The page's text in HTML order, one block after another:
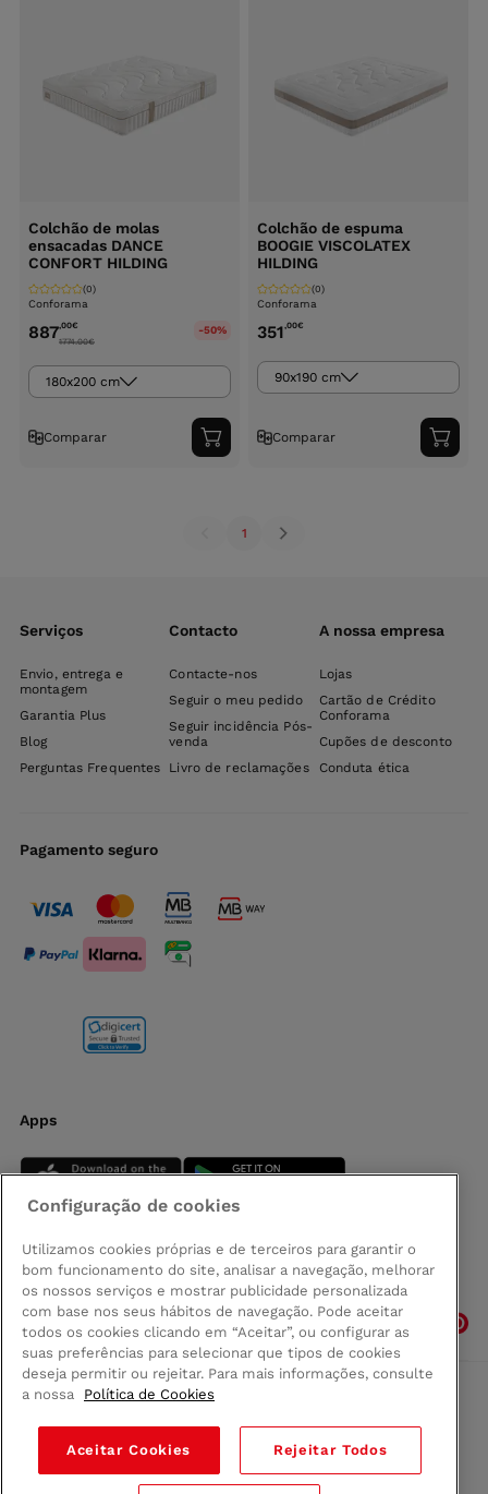
Colchão de molas
ensacadas DANCE
CONFORT HILDING
Conforama
(0)
887,00€
1774.00€
-50%
180x200 cm
Comparar
Adicionar
ao
Colchão de espuma
BOOGIE VISCOLATEX
HILDING
Conforama
(0)
351,00€
90x190 cm
Comparar
ao
1
Serviços
Envio, entrega e
montagem
Garantia Plus
Blog
Perguntas Frequentes
Contacto
Contacte-nos
Seguir o meu pedido
Seguir incidência Pós-
venda
Livro de reclamações
A nossa empresa
Lojas
Cartão de Crédito
Conforama
Cupões de desconto
Conduta ética
Pagamento seguro
Apps
Siga-nos
Comprar na Madeira
Política de privacidad
Termos e Condições
Configuração de cookies
Utilizamos cookies próprias e de terceiros para garantir o
bom funcionamento do site, analisar a navegação, melhorar
os nossos serviços e mostrar publicidade personalizada
com base nos seus hábitos de navegação. Pode aceitar
todos os cookies clicando em “Aceitar”, ou configurar as
suas preferências para selecionar que tipos de cookies
deseja permitir ou rejeitar. Para mais informações, consulte
a nossa
Política de Cookies
Aceitar Cookies Rejeitar Todos